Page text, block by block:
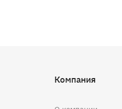
Компания